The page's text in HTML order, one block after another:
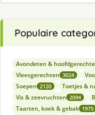
Populaire
Avondeten &
Vleesgerechten 3024
Soepen 2120 Toetjes &
Vis & zeevruchten 2094
Taarten, koek & gebak 1975